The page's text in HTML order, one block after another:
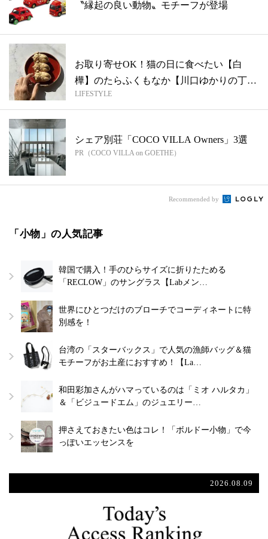
〝縁起の良い動物〟モチーフが登場
お取り寄せOK！猫の日に食べたい【白
樺】のたらふくもなか【川口ゆかりの丁寧
な暮ら...
LIFESTYLE
シェア別荘「COCO VILLA Owners」3選
PR（COCO VILLA on GOETHE）
Recommended by
「小物」の人気記事
韓国で購入！手のひらサイズに折りたためる
「RECLOW」のサングラス【Labメン…
世界にひとつだけのブローチでコーディネートに特
別感を！
台湾の「スターバックス」で人気の漁師バッグ＆猫
モチーフがお土産におすすめ！【La…
和田彩加さんがハマっているのは「ミオ ハルタカ」
＆「ビジュードエム」のジュエリー…
押さえておきたい色はコレ！「ボルドー小物」で今
っぽいエッセンスを
2026.08.09